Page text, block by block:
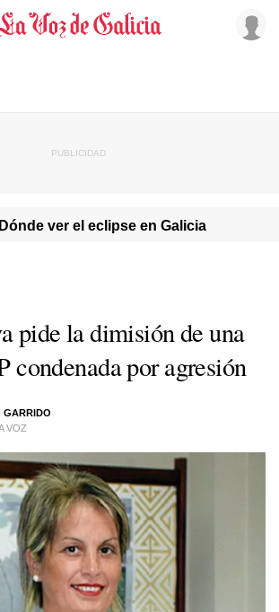
ver el eclipse en Galicia
pide la dimisión de una
condenada por agresión
GARRIDO
VOZ